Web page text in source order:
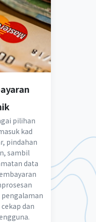
pilihan
kad
pindahan
sambil
data
dan